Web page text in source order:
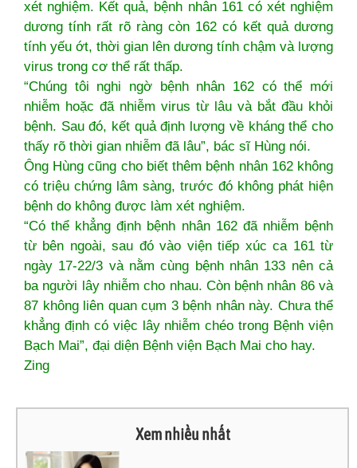
xét nghiệm. Kết quả, bệnh nhân 161 có xét nghiệm
dương tính rất rõ ràng còn 162 có kết quả dương
tính yếu ớt, thời gian lên dương tính chậm và lượng
virus trong cơ thể rất thấp.
“Chúng tôi nghi ngờ bệnh nhân 162 có thể mới
nhiễm hoặc đã nhiễm virus từ lâu và bắt đầu khỏi
bệnh. Sau đó, kết quả định lượng về kháng thể cho
thấy rõ thời gian nhiễm đã lâu”, bác sĩ Hùng nói.
Ông Hùng cũng cho biết thêm bệnh nhân 162 không
có triệu chứng lâm sàng, trước đó không phát hiện
bệnh do không được làm xét nghiệm.
“Có thể khẳng định bệnh nhân 162 đã nhiễm bệnh
từ bên ngoài, sau đó vào viện tiếp xúc ca 161 từ
ngày 17-22/3 và nằm cùng bệnh nhân 133 nên cả
ba người lây nhiễm cho nhau. Còn bệnh nhân 86 và
87 không liên quan cụm 3 bệnh nhân này. Chưa thể
khẳng định có việc lây nhiễm chéo trong Bệnh viện
Bạch Mai”, đại diện Bệnh viện Bạch Mai cho hay.
Zing
Xem nhiều nhất